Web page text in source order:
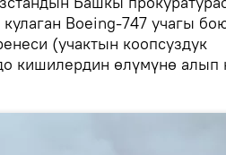
Boeing-747 учагы
(учактын коопсуздук
кишилердин өлүмүнө алып